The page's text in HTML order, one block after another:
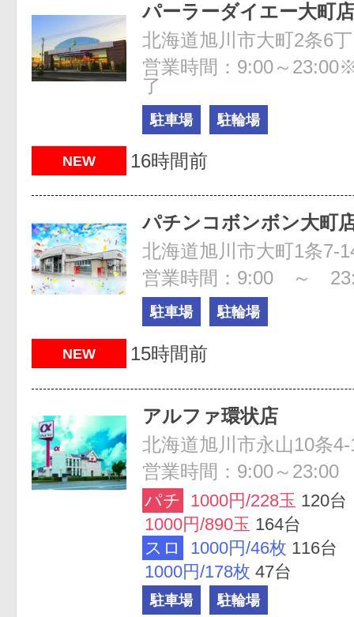
パーラーダイエー大町店
北海道旭川市大町2条6
営業時間：9:00～
了
駐車場 駐輪場
NEW 16時間前
パチンコボンボン大町
北海道旭川市大町1条7-
営業時間：9:00 ～
駐車場 駐輪場
NEW 15時間前
アルファ環状店
北海道旭川市永山10条
営業時間：9:00～23:00
パチ 1000円/228玉 120台
1000円/890玉 164台
スロ
1000円/46枚 116台
1000円/178枚 47台
駐車場 駐輪場